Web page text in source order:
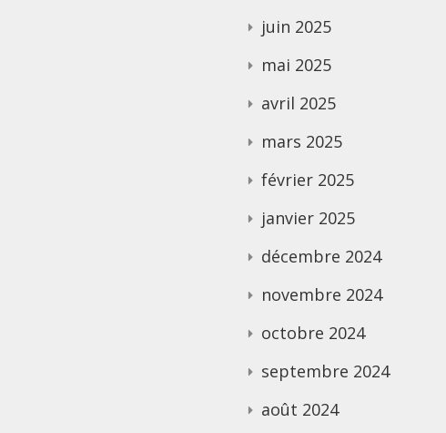
juin 2025
mai 2025
avril 2025
mars 2025
février 2025
janvier 2025
décembre 2024
novembre 2024
octobre 2024
septembre 2024
août 2024